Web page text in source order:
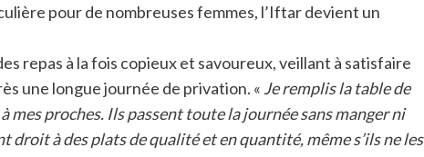
pour de nombreuses femmes, l’Iftar devient un
repas à la fois copieux et savoureux, veillant à satisfaire
une longue journée de privation. « Je remplis la table de
proches. Ils passent toute la journée sans manger ni
à des plats de qualité et en quantité, même s’ils ne les